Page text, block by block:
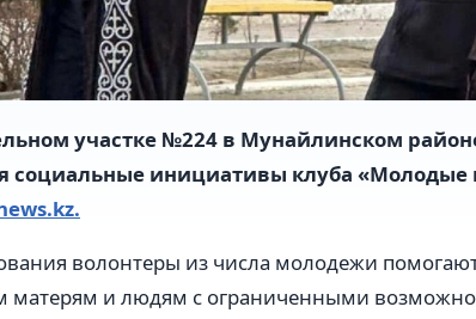
участке №224 в Мунайлинском
социальные инициативы клуба «Молодые
волонтеры из числа молодежи
матерям и людям с ограниченными